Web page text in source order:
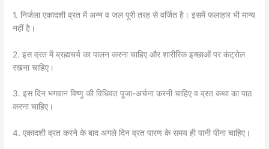
1. निर्जला एकादशी व्रत में अन्न व जल पूरी तरह से वर्जित है। इसमें फलाहार भी मान्य
नहीं है।
2. इस व्रत में ब्रह्मचर्य का पालन करना चाहिए और शारीरिक इच्छाओं पर कंट्रोल
रखना चाहिए।
3. इस दिन भगवान विष्णु की विधिवत पूजा-अर्चना करनी चाहिए व व्रत कथा का पाठ
करना चाहिए।
4. एकादशी व्रत करने के बाद अगले दिन व्रत पारण के समय ही पानी पीना चाहिए।